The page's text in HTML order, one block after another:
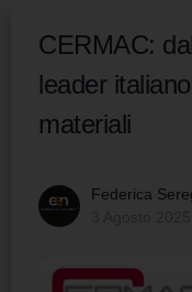
CERMAC:
leader
materiali
Federica